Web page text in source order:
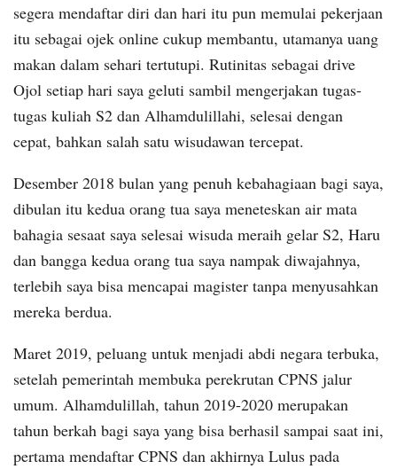
segera mendaftar diri dan hari itu pun memulai pekerjaan
itu sebagai ojek online cukup membantu, utamanya uang
makan dalam sehari tertutupi. Rutinitas sebagai drive
Ojol setiap hari saya geluti sambil mengerjakan tugas-
tugas kuliah S2 dan Alhamdulillahi, selesai dengan
cepat, bahkan salah satu wisudawan tercepat.
Desember 2018 bulan yang penuh kebahagiaan bagi saya,
dibulan itu kedua orang tua saya meneteskan air mata
bahagia sesaat saya selesai wisuda meraih gelar S2, Haru
dan bangga kedua orang tua saya nampak diwajahnya,
terlebih saya bisa mencapai magister tanpa menyusahkan
mereka berdua.
Maret 2019, peluang untuk menjadi abdi negara terbuka,
setelah pemerintah membuka perekrutan CPNS jalur
umum. Alhamdulillah, tahun 2019-2020 merupakan
tahun berkah bagi saya yang bisa berhasil sampai saat ini,
pertama mendaftar CPNS dan akhirnya Lulus pada